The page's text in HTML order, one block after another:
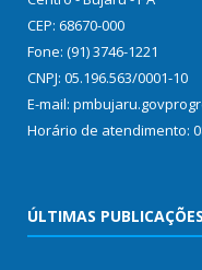
CEP: 68670-000
Fone: (91) 3746-1221
CNPJ: 05.196.563/0001-10
E-mail:
Horário de atendimento:
ÚLTIMAS PUBLICAÇÕES